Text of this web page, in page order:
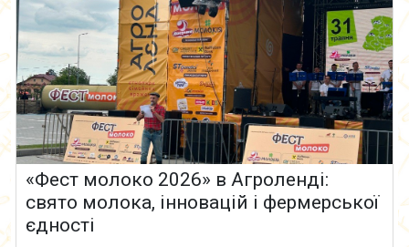
«Фест молоко 2026» в Агроленді:
свято молока, інновацій і фермерської
єдності